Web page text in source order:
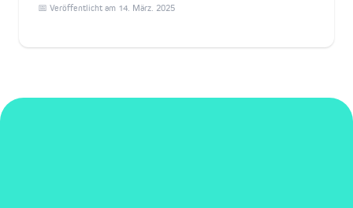
📅 Veröffentlicht am 14. März. 2025